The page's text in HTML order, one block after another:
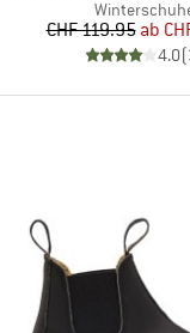
Preis
CHF 119.95 ab
4.0(